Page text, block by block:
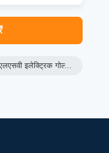
एलएसवी इलेक्ट्रिक गोल्फ कार्ट